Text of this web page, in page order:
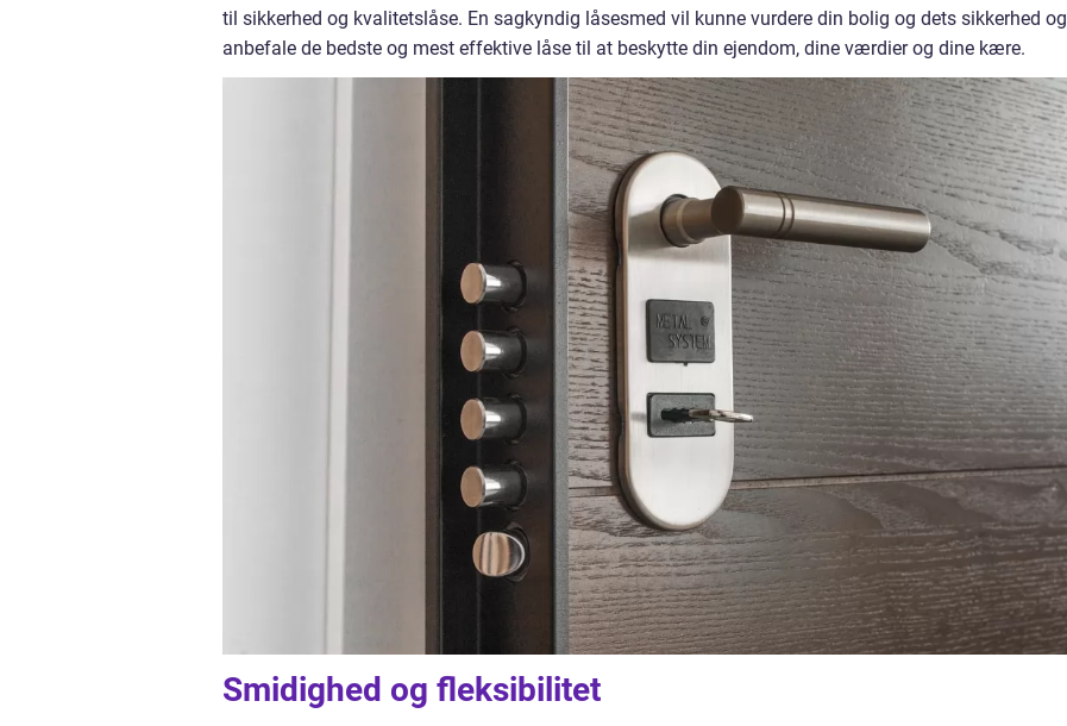
til sikkerhed og kvalitetslåse. En sagkyndig låsesmed vil kunne vurdere din bolig og dets sikkerhed og
anbefale de bedste og mest effektive låse til at beskytte din ejendom, dine værdier og dine kære.
Smidighed og fleksibilitet